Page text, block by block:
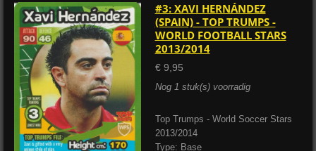
#3: XAVI HERNÁNDEZ
(SPAIN) - TOP TRUMPS -
WORLD FOOTBALL STARS
2013/2014
€ 9,95
Nog 1 stuk(s) voorradig
Top Trumps - World Soccer Stars
2013/2014
Type: Base